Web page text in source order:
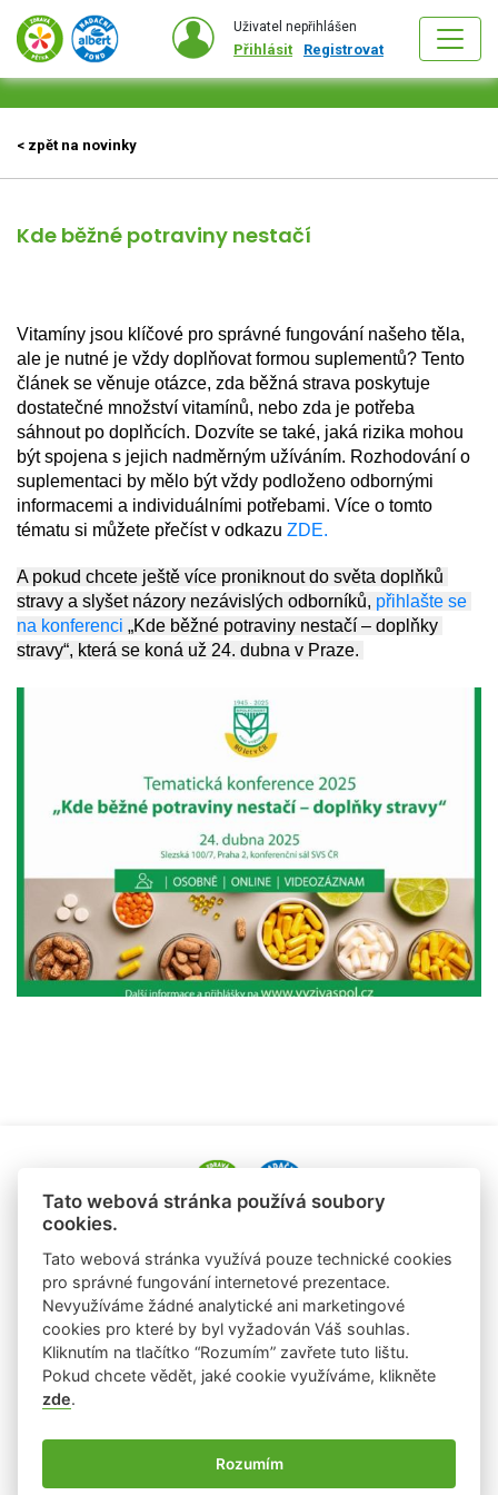
Uživatel nepřihlášen
Přihlásit Registrovat
< zpět na novinky
Kde běžné potraviny nestačí
Vitamíny jsou klíčové pro správné fungování našeho těla,
ale je nutné je vždy doplňovat formou suplementů? Tento
článek se věnuje otázce, zda běžná strava poskytuje
dostatečné množství vitamínů, nebo zda je potřeba
sáhnout po doplňcích. Dozvíte se také, jaká rizika mohou
být spojena s jejich nadměrným užíváním. Rozhodování o
suplementaci by mělo být vždy podloženo odbornými
informacemi a individuálními potřebami. Více o tomto
tématu si můžete přečíst v odkazu ZDE.
A pokud chcete ještě více proniknout do světa doplňků
stravy a slyšet názory nezávislých odborníků, přihlašte se
na konferenci „Kde běžné potraviny nestačí – doplňky
stravy“, která se koná už 24. dubna v Praze.
e-mail: alena.paldusova@albert.cz
tel.: +420 720 936 177
e-mail: laura.sobrova@albert.cz
tel: +420 725 824 978
Ochrana osobních údajů
Tato webová stránka používá soubory
cookies.
Tato webová stránka využívá pouze technické cookies
pro správné fungování internetové prezentace.
Nevyužíváme žádné analytické ani marketingové
cookies pro které by byl vyžadován Váš souhlas.
Kliknutím na tlačítko “Rozumím” zavřete tuto lištu.
Pokud chcete vědět, jaké cookie využíváme, klikněte
zde.
Rozumím